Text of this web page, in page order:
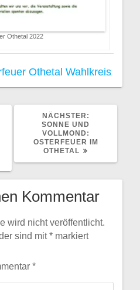
Othetal 2022
Othetal Wahlkreis
NÄCHSTER:
SONNE UND
VOLLMOND:
OSTERFEUER IM
OTHETAL
Kommentar
wird nicht veröffentlicht.
sind mit*markiert
*